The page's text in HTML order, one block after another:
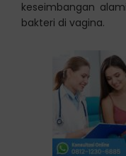
keseimbangan
bakteri di vagina.